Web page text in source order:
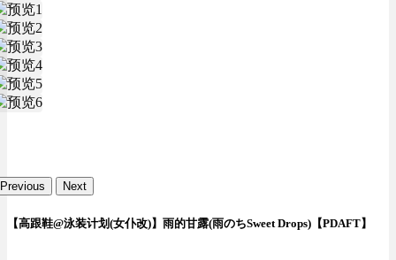
Previous Next
【高跟鞋@泳装计划(女仆改)】雨的甘露(雨のちSweet Drops)【PDAFT】